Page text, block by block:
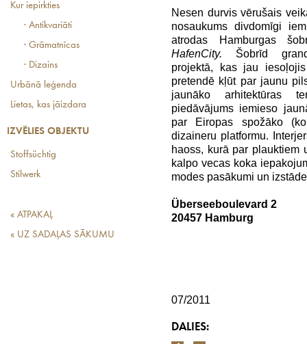
Kur iepirkties
· Antikvariāti
· Grāmatnīcas
· Dizains
Urbānā leģenda
Lietas, kas jāizdara
IZVĒLIES OBJEKTU
Stoffsüchtig
Stilwerk
« ATPAKAĻ
« UZ SADAĻAS SĀKUMU
Nesen durvis vērušais
nosaukums divdomīgi
atrodas Hamburgas
HafenCity. Šobrīd
projektā, kas jau
pretendē kļūt par jaunu
jaunāko arhitektūras
piedāvājums iemieso
par Eiropas spožāko
dizaineru platformu.
haoss, kurā par plauktiem
kalpo vecas koka
modes pasākumi un
Überseeboulevard 2
20457 Hamburg
07/2011
DALIES: